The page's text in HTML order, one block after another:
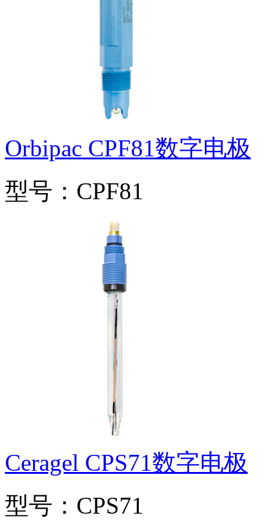
Orbipac CPF81数字电极
型号：CPF81
Ceragel CPS71数字电极
型号：CPS71